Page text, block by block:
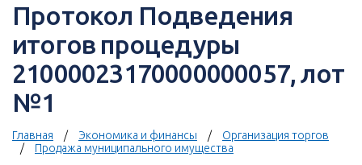
Протокол Подведения
итогов процедуры
21000023170000000057, лот
№1
Главная Экономика и финансы
Организация торгов
Продажа муниципального имущества